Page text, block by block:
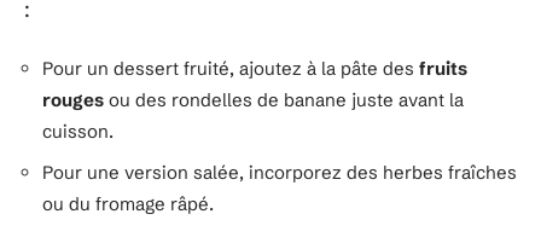
:
Pour un dessert fruité, ajoutez à la pâte des fruits
rouges ou des rondelles de banane juste avant la
cuisson.
Pour une version salée, incorporez des herbes fraîches
ou du fromage râpé.